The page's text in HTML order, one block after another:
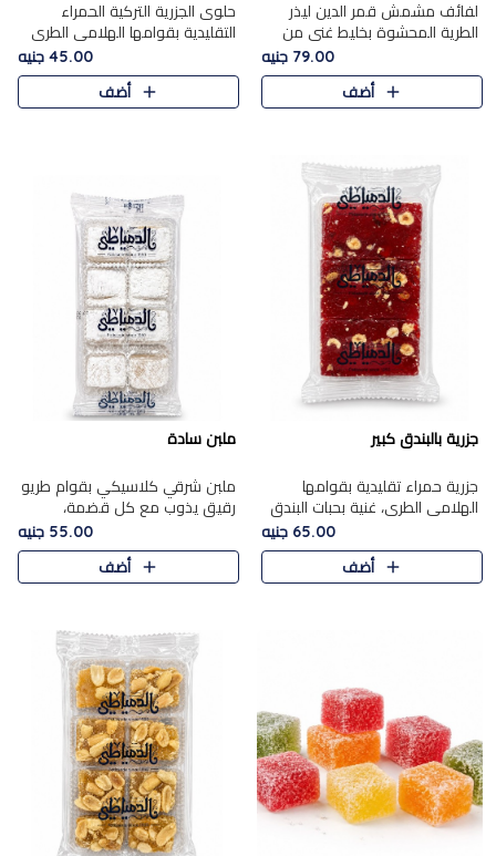
لفائف مشمش قمر الدين ليذر
الطرية المحشوة بخليط غني من
جوز الهند الأبيض والمكسرات
الفاخرة، يقدم المذاق الحلو
الطبيعي لقمر الدين و تجمع بين
79.00 جنيه
أضف
حلوى الجزرية التركية الحمراء
التقليدية بقوامها الهلامي الطري
ولونها الأحمر المميز، محشوة
بسخاء بالفول السوداني المحمص
لتمنحك توازنًا رائعًا ..
45.00 جنيه
أضف
جزرية بالبندق كبير
جزرية حمراء تقليدية بقوامها
الهلامي الطري، غنية بحبات البندق
الفاخرة التي تضيف قرمشة راقية
إلى قوامها الناعم، لتقدم مزيجًا
متوازنًا من النكه..
65.00 جنيه
أضف
ملبن سادة
ملبن شرقي كلاسيكي بقوام طريو
رقيق يذوب مع كل قضمة،
مغطى بطبقة ناعمة من السكر
البودرة ليقدم المذاق الأصيل الذي
ارتبط بحلويات المولد التقليدي..
55.00 جنيه
أضف